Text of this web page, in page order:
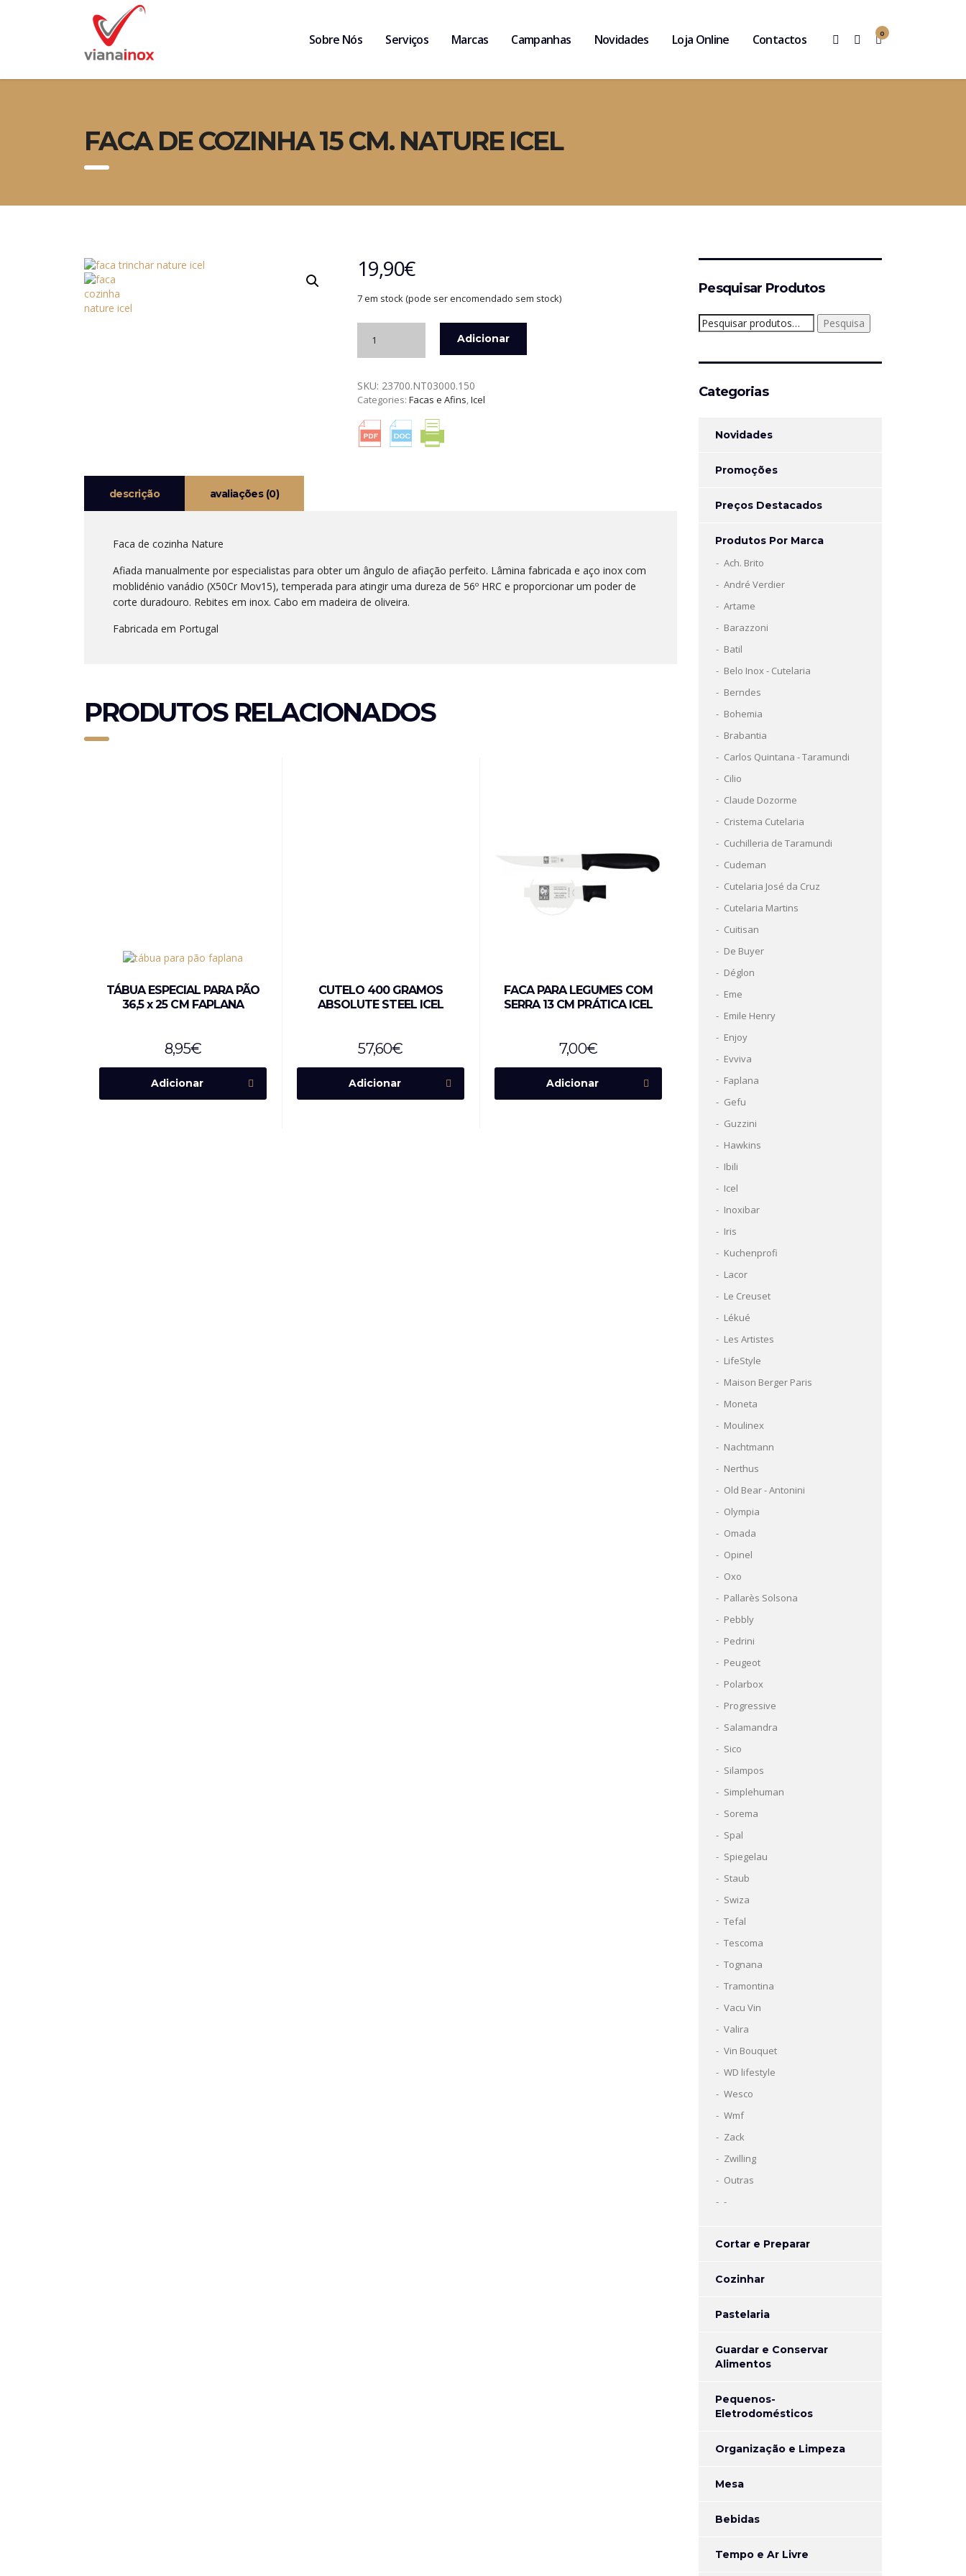
0
Sobre Nós Serviços Marcas Campanhas Novidades Loja Online Contactos
FACA DE COZINHA 15 CM. NATURE ICEL
19,90€
7 em stock (pode ser encomendado sem stock)
FACA
COZINHA
15
NATURE
ICEL
Adicionar
SKU: 23700.NT03000.150
Categories: Facas e Afins,Icel
descrição avaliações (0)
Faca de cozinha Nature
Afiada manualmente por especialistas para obter um ângulo de afiação perfeito. Lâmina fabricada e aço inox com
moblidénio vanádio (X50Cr Mov15), temperada para atingir uma dureza de 56º HRC e proporcionar um poder de
corte duradouro. Rebites em inox. Cabo em madeira de oliveira.
Fabricada em Portugal
PRODUTOS RELACIONADOS
TÁBUA ESPECIAL PARA PÃO
36,5 x 25 CM FAPLANA
8,95€
Adicionar
CUTELO 400 GRAMOS
ABSOLUTE STEEL ICEL
57,60€
Adicionar
FACA PARA LEGUMES COM
SERRA 13 CM PRÁTICA ICEL
7,00€
Adicionar
Pesquisar Produtos
Pesquisar
por:
Pesquisa
Categorias
Novidades
Promoções
Preços Destacados
Produtos Por Marca
Ach. Brito
André Verdier
Artame
Barazzoni
Batil
Belo Inox - Cutelaria
Berndes
Bohemia
Brabantia
Carlos Quintana - Taramundi
Cilio
Claude Dozorme
Cristema Cutelaria
Cuchilleria de Taramundi
Cudeman
Cutelaria José da Cruz
Cutelaria Martins
Cuitisan
De Buyer
Déglon
Eme
Emile Henry
Enjoy
Evviva
Faplana
Gefu
Guzzini
Hawkins
Ibili
Icel
Inoxibar
Iris
Kuchenprofi
Lacor
Le Creuset
Lékué
Les Artistes
LifeStyle
Maison Berger Paris
Moneta
Moulinex
Nachtmann
Nerthus
Old Bear - Antonini
Olympia
Omada
Opinel
Oxo
Pallarès Solsona
Pebbly
Pedrini
Peugeot
Polarbox
Progressive
Salamandra
Sico
Silampos
Simplehuman
Sorema
Spal
Spiegelau
Staub
Swiza
Tefal
Tescoma
Tognana
Tramontina
Vacu Vin
Valira
Vin Bouquet
WD lifestyle
Wesco
Wmf
Zack
Zwilling
Outras
-
Cortar e Preparar
Cozinhar
Pastelaria
Guardar e Conservar
Alimentos
Pequenos-
Eletrodomésticos
Organização e Limpeza
Mesa
Bebidas
Tempo e Ar Livre